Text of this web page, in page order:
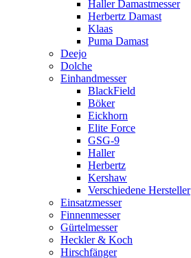
Haller Damastmesser
Herbertz Damast
Klaas
Puma Damast
Deejo
Dolche
Einhandmesser
BlackField
Böker
Eickhorn
Elite Force
GSG-9
Haller
Herbertz
Kershaw
Verschiedene Hersteller
Einsatzmesser
Finnenmesser
Gürtelmesser
Heckler & Koch
Hirschfänger